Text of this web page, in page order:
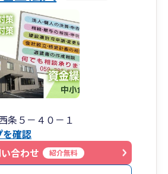
条５－４０－１
確認
合わせ
紹介無料